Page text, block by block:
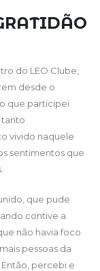
do LEO Clube,
desde o
que participei
vivido naquele
sentimentos que
que pude
contive a
não havia foco
pessoas da
percebi e